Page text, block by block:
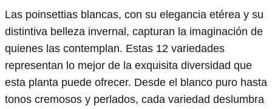
Las poinsettias blancas, con su elegancia etérea y su
distintiva belleza invernal, capturan la imaginación de
quienes las contemplan. Estas 12 variedades
representan lo mejor de la exquisita diversidad que
esta planta puede ofrecer. Desde el blanco puro hasta
tonos cremosos y perlados, cada variedad deslumbra